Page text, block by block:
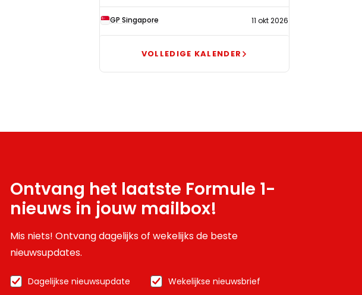
GP Singapore 11 okt 2026
VOLLEDIGE KALENDER
Ontvang het laatste Formule 1-
nieuws in jouw mailbox!
Mis niets! Ontvang dagelijks of wekelijks de beste
nieuwsupdates.
Dagelijkse nieuwsupdate Wekelijkse nieuwsbrief